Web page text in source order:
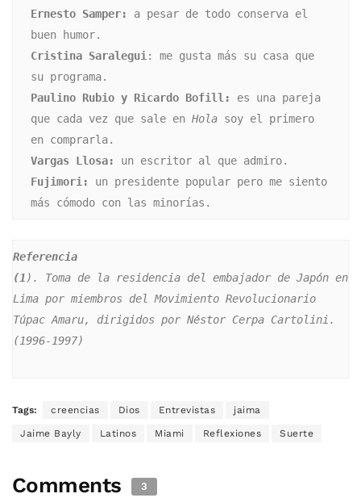
Ernesto Samper: a pesar de todo conserva el
Cristina Saralegui : me gusta más su casa que
Paulino Rubio y Ricardo Bofill: es una pareja
que cada vez que sale en Hola soy el primero
Vargas Llosa:
Fujimori: un presidente popular pero me siento
más cómodo con las minorías.
Referencia
(1). Toma de la residencia del embajador de Japón en
Lima por miembros del Movimiento Revolucionario
Túpac Amaru, dirigidos por Néstor Cerpa Cartolini.
(1996-1997)
Tags: creencias Dios Entrevistas jaima
Jaime Bayly Latinos Miami Reflexiones Suerte
Comments 3